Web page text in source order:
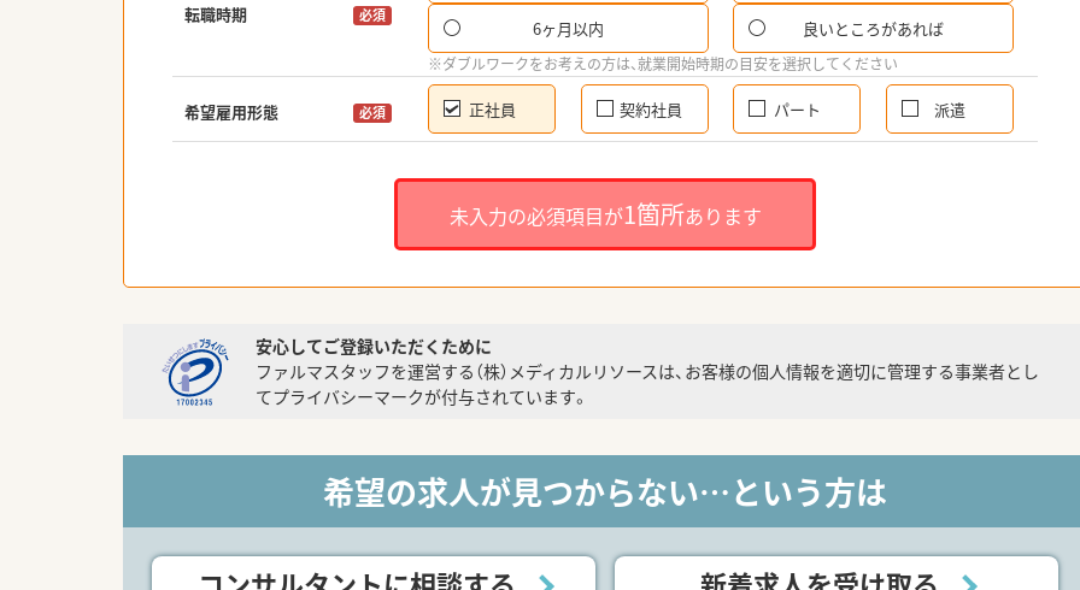
転職時期 必須
6ヶ月以内 良いところがあれば
※ダブルワークをお考えの方は、就業開始時期の目安を選択してください
希望雇用形態 必須 正社員 契約社員 パート 派遣
未入力の必須項目が1箇所あります
安心してご登録いただくために
ファルマスタッフを運営する（株）メディカルリソースは、お客様の個人情報を適切に管理する事業者とし
てプライバシーマークが付与されています。
希望の求人が見つからない…という方は